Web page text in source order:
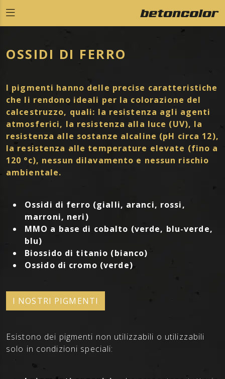
OSSIDI DI FERRO
I pigmenti hanno delle precise caratteristiche
che li rendono ideali per la colorazione del
calcestruzzo, quali: la resistenza agli agenti
atmosferici, la resistenza alla luce (UV), la
resistenza alle sostanze alcaline (pH circa 12),
la resistenza alle temperature elevate (fino a
120 °c), nessun dilavamento e nessun rischio
ambientale.
Ossidi di ferro (gialli, aranci, rossi,
marroni, neri)
MMO a base di cobalto (verde, blu-verde,
blu)
Biossido di titanio (bianco)
Ossido di cromo (verde)
I NOSTRI PIGMENTI
Esistono dei pigmenti non utilizzabili o utilizzabili
solo in condizioni speciali: